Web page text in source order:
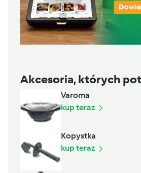
Akcesoria, których
Varoma
kup teraz
Kopystka
kup teraz